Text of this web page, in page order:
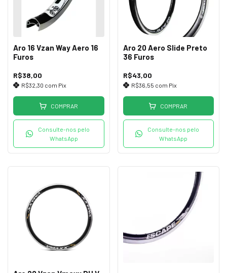
Aro 16 Vzan Way Aero 16
Furos
R$38,00
R$32,30 com Pix
COMPRAR
Consulte-nos pelo
WhatsApp
Aro 20 Aero Slide Preto
36 Furos
R$43,00
R$36,55 com Pix
COMPRAR
Consulte-nos pelo
WhatsApp